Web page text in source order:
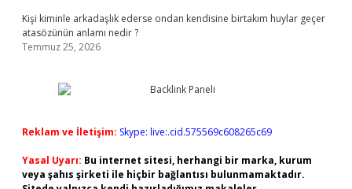
Kişi kiminle arkadaşlık ederse ondan kendisine birtakım huylar geçer
atasözünün anlamı nedir ?
Temmuz 25, 2026
Reklam ve İletişim: Skype: live:.cid.575569c608265c69
Yasal Uyarı: Bu internet sitesi, herhangi bir marka, kurum
veya şahıs şirketi ile hiçbir bağlantısı bulunmamaktadır.